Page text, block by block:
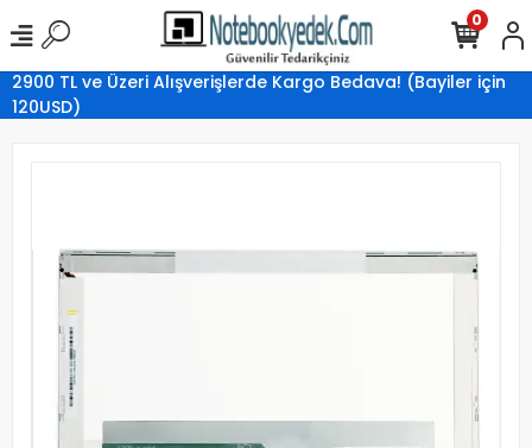
2900 TL ve Üzeri Alışverişlerde Kargo Bedava! (Bayiler için
120USD)
0